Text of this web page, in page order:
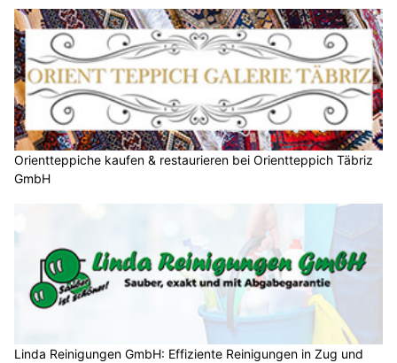
Orientteppiche kaufen & restaurieren bei Orientteppich Täbriz
GmbH
Linda Reinigungen GmbH: Effiziente Reinigungen in Zug und